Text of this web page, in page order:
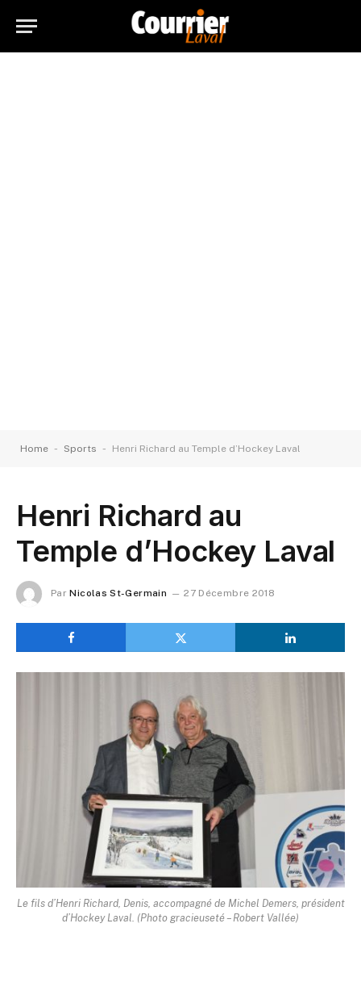
Home - Sports - Henri Richard au Temple d’Hockey Laval
Henri Richard au
Temple d’Hockey Laval
Par Nicolas St-Germain 27 Décembre 2018
Le fils d’Henri Richard, Denis, accompagné de Michel Demers, président
d’Hockey Laval. (Photo gracieuseté – Robert Vallée)